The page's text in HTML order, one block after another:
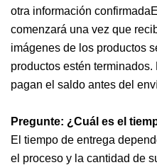
otra información
comenzará una vez que
imágenes de los productos
productos estén
pagan el saldo antes del
Pregunte: ¿Cuál es el
El tiempo de entrega
el proceso y la cantidad de